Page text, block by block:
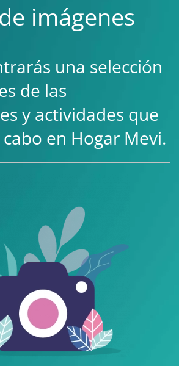
imágenes
una selección
de las
y actividades que
en Hogar Mevi.